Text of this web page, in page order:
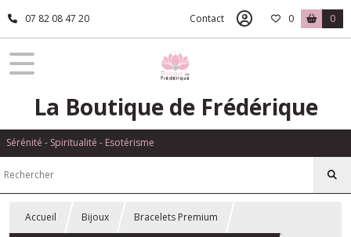
07 82 08 47 20 Contact 0 0
La Boutique de Frédérique
Sérénité - Spiritualité - Esotérisme
Accueil Bijoux Bracelets Premium